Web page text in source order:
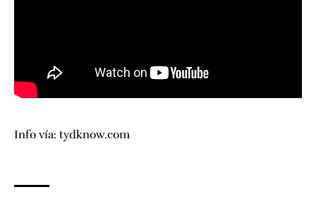
Info vía: tydknow.com